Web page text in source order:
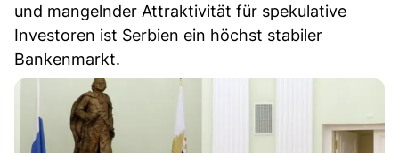
und mangelnder Attraktivität für spekulative
Investoren ist Serbien ein höchst stabiler
Bankenmarkt.